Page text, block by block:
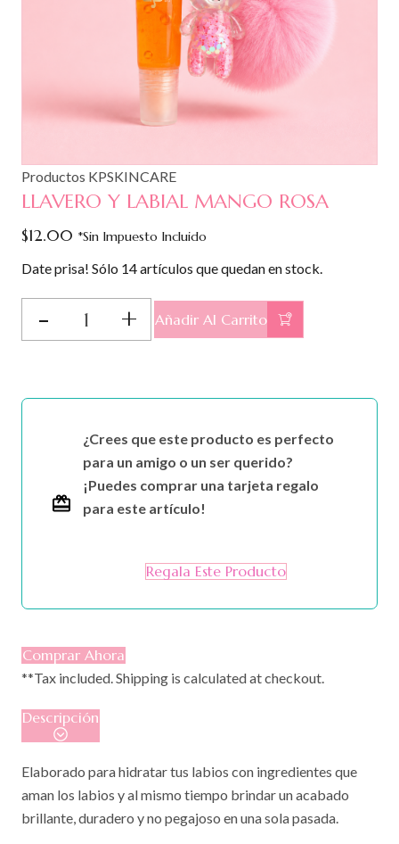
Productos KPSKINCARE
LLAVERO Y LABIAL MANGO ROSA
$12.00 *Sin Impuesto Incluido
Date prisa! Sólo 14 artículos que quedan en stock.
LLAVERO
ROSA
Añadir Al Carrito
¿Crees que este producto es perfecto
para un amigo o un ser querido?
¡Puedes comprar una tarjeta regalo
para este artículo!
Regala Este Producto
Comprar Ahora
**Tax included. Shipping is calculated at checkout.
Descripción
Elaborado para hidratar tus labios con ingredientes que
aman los labios y al mismo tiempo brindar un acabado
brillante, duradero y no pegajoso en una sola pasada.